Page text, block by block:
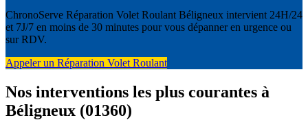
ChronoServe Réparation Volet Roulant Béligneux intervient 24H/24
et 7J/7 en moins de 30 minutes pour vous dépanner en urgence ou
sur RDV.
Appeler un Réparation Volet Roulant
Nos interventions les plus courantes à
Béligneux (01360)